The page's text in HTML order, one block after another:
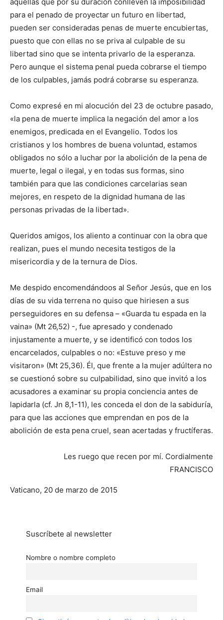
para el penado de proyectar un futuro en libertad,
pueden ser consideradas penas de muerte encubiertas,
puesto que con ellas no se priva al culpable de su
libertad sino que se intenta privarlo de la esperanza.
Pero aunque el sistema penal pueda cobrarse el tiempo
de los culpables, jamás podrá cobrarse su esperanza.
Como expresé en mi alocución del 23 de octubre pasado,
«la pena de muerte implica la negación del amor a los
enemigos, predicada en el Evangelio. Todos los
cristianos y los hombres de buena voluntad, estamos
obligados no sólo a luchar por la abolición de la pena de
muerte, legal o ilegal, y en todas sus formas, sino
también para que las condiciones carcelarias sean
mejores, en respeto de la dignidad humana de las
personas privadas de la libertad».
Queridos amigos, los aliento a continuar con la obra que
realizan, pues el mundo necesita testigos de la
misericordia y de la ternura de Dios.
Me despido encomendándoos al Señor Jesús, que en los
días de su vida terrena no quiso que hiriesen a sus
perseguidores en su defensa – «Guarda tu espada en la
vaina» (Mt 26,52) -, fue apresado y condenado
injustamente a muerte, y se identificó con todos los
encarcelados, culpables o no: «Estuve preso y me
visitaron» (Mt 25,36). Él, que frente a la mujer adúltera no
se cuestionó sobre su culpabilidad, sino que invitó a los
acusadores a examinar su propia conciencia antes de
lapidarla (cf. Jn 8,1-11), les conceda el don de la sabiduría,
para que las acciones que emprendan en pos de la
abolición de esta pena cruel, sean acertadas y fructíferas.
Les ruego que recen por mí. Cordialmente
FRANCISCO
Vaticano, 20 de marzo de 2015
Suscríbete al newsletter
Nombre o nombre completo
Email